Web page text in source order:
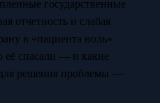
государственные
отчетность и слабая
в «пациента ноль»
спасали — и какие
решения проблемы —